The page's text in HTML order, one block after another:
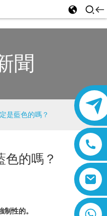
8618019377761
聞
是藍色的嗎？
色的嗎？
性的。